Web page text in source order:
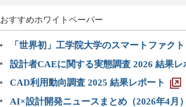
おすすめホワイトペーパー
「世界初」工学院大学のスマートファク
設計者CAEに関する実態調査 2026 結果レ
CAD利用動向調査 2025 結果レポート
AI×設計開発ニュースまとめ（2026年4月）